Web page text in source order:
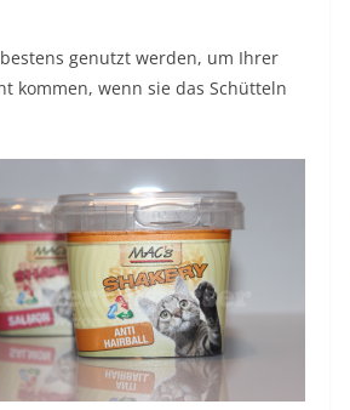
genutzt werden, um Ihrer
kommen, wenn sie das Schütteln